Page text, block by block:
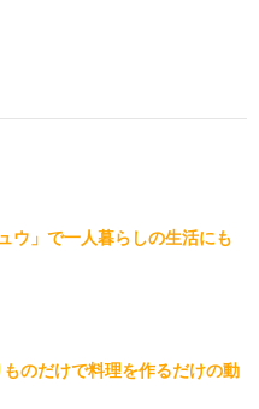
ウ」で一人暮らしの生活にも
ものだけで料理を作るだけの動